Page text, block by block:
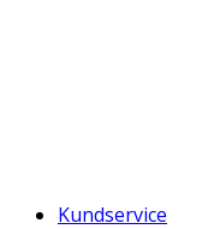
Kundservice